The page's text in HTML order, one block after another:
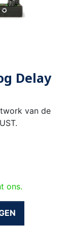
Delay
van de
ons.